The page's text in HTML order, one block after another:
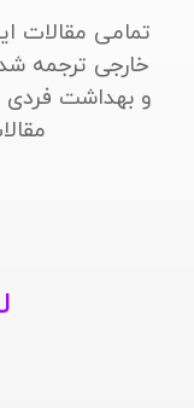
تمامی مقالات
خارجی ترجمه
و بهداشت فردی